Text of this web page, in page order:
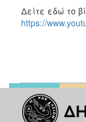
Δείτε εδώ το
https://